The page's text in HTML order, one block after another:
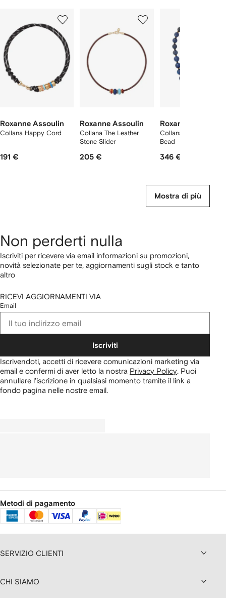
Roxanne Assoulin
Collana Happy Cord
191 €
Roxanne Assoulin
Collana The Leather
Stone Slider
205 €
Roxanne Assoulin
Collana The Very Big
Bead
346 €
Mostra di più
Non perderti nulla
Iscriviti per ricevere via email informazioni su promozioni,
novità selezionate per te, aggiornamenti sugli stock e tanto
altro
RICEVI AGGIORNAMENTI VIA
Email
Iscriviti
Iscrivendoti, accetti di ricevere comunicazioni marketing via
email e confermi di aver letto la nostra Privacy Policy. Puoi
annullare l'iscrizione in qualsiasi momento tramite il link a
fondo pagina nelle nostre email.
Metodi di pagamento
SERVIZIO CLIENTI
CHI SIAMO